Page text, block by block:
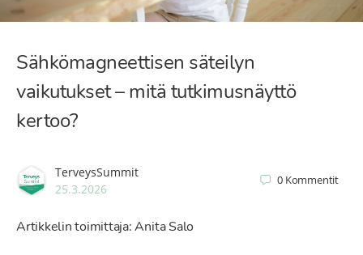
Sähkömagneettisen säteilyn
vaikutukset – mitä tutkimusnäyttö
kertoo?
TerveysSummit
25.3.2026
0 Kommentit
Artikkelin toimittaja: Anita Salo